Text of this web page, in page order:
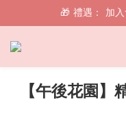
🎁 禮遇： 加
🎁 禮遇： 加
📱 綁定
🎁 禮遇： 加
【午後花園